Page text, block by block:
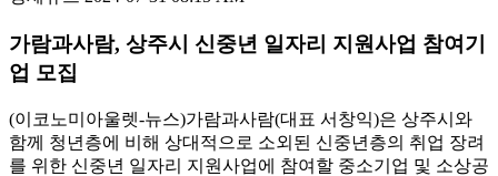
가람과사람, 상주시 신중년 일자리 지원사업 참여기
업 모집
(이코노미아울렛-뉴스)가람과사람(대표 서창익)은 상주시와
함께 청년층에 비해 상대적으로 소외된 신중년층의 취업 장려
를 위한 신중년 일자리 지원사업에 참여할 중소기업 및 소상공